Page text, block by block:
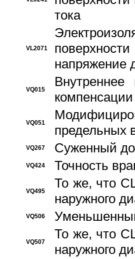
тока
VL2071
напряжение
VQ015
VQ051
предельных
VQ267 Суженный
VQ424 Точность
VQ495
То же, что
наружного
VQ506
VQ507
То же, что
наружного